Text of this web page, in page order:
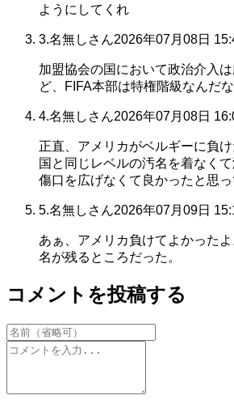
ようにしてくれ
3.名無しさん2026年07月08日
加盟協会の国において政治介入
ど、FIFA本部は特権階級なんだな
4.名無しさん2026年07月08日
正直、アメリカがベルギーに負
国と同じレベルの汚名を着なく
傷口を広げなくて良かったと思っ
5.名無しさん2026年07月09日
あぁ、アメリカ負けてよかった
名が残るところだった。
コメントを投稿する